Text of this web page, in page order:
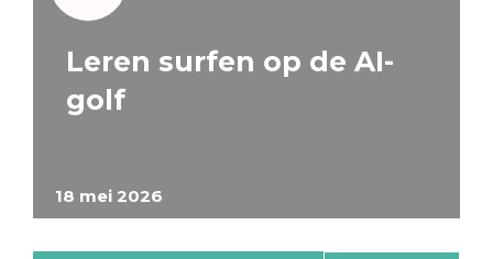
18 mei 2026
Leren surfen op de AI-
golf